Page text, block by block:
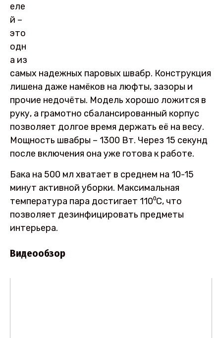
еле
й –
это
одн
а из
самых надежных паровых швабр. Конструкция
лишена даже намёков на люфты, зазоры и
прочие недочёты. Модель хорошо ложится в
руку, а грамотно сбалансированный корпус
позволяет долгое время держать её на весу.
Мощность швабры – 1300 Вт. Через 15 секунд
после включения она уже готова к работе.
Бака на 500 мл хватает в среднем на 10-15
минут активной уборки. Максимальная
температура пара достигает 110⁰С, что
позволяет дезинфицировать предметы
интерьера.
Видеообзор